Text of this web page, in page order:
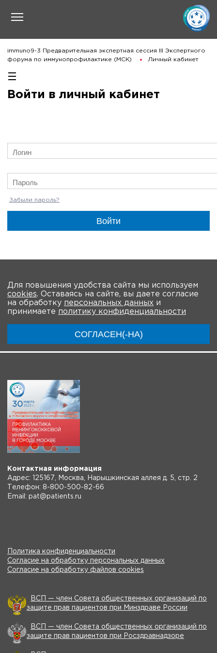
immuno9-3 Предварительная экспертная сессия III Экспертного
форума по иммунопрофилактике (МСК)
Личный кабинет
Войти в личный кабинет
Забыли пароль?
Войти
Для повышения удобства сайта мы используем
cookies. Оставаясь на сайте, вы даете согласие
на обработку персональных данных и
принимаете политику конфиденциальности
СОГЛАСЕН(-НА)
О мероприятии Программа Участники
Контактная информация
Адрес: 125167, Москва, Нарышкинская аллея д. 5, стр. 2
Телефон: 8-800-500-82-66
Email: pat@patients.ru
Политика конфиденциальности
Согласие на обработку персональных данных
Согласие на обработку файлов cookies
ВСП — член Совета общественных организаций по
защите прав пациентов при Минздраве России
ВСП — член Совета общественных организаций по
защите прав пациентов при Росздравнадзоре